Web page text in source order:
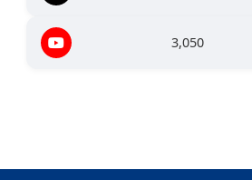
3,050